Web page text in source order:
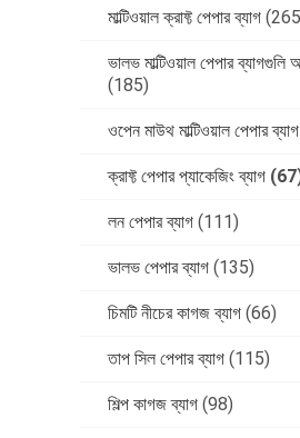
মাল্টিওয়াল ক্রাফ্ট পেপার ব্যাগ
ভালভ মাল্টিওয়াল পেপার
(185)
ওপেন মাউথ মাল্টিওয়াল পেপার
ক্রাফ্ট পেপার প্যাকেজিং ব্যাগ
লন পেপার ব্যাগ (111)
ভালভ পেপার ব্যাগ (135)
চিমটি নীচের কাগজ ব্যাগ (66)
তাপ সিল পেপার ব্যাগ (115)
শিল্প কাগজ ব্যাগ (98)